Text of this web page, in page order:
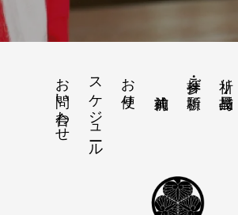
祈り・授与品
参拝・ご祈願
お便り
スケジュール
お問い合わせ